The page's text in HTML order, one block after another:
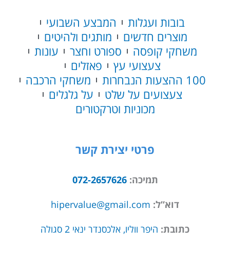
בובות ועגלות
המבצע השבועי
מוצרים חדשים
מותגים ולהיטים
משחקי קופסה
ספורט וחצר
עונות
צעצועי עץ
פאזלים
100 ההצעות הנבחרות
משחקי הרכבה
צעצועים על שלט
על גלגלים
מכוניות וטרקטורים
פרטי יצירת קשר
תמיכה:072-2657626
דוא”ל: hipervalue@gmail.com
כתובת: היפר ווליו, אלכסנדר ינאי 2 סגולה